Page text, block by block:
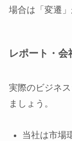
場合は「変遷
レポート・会
実際のビジネ
ましょう。
当社は市場